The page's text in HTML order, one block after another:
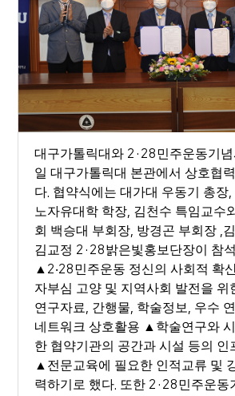
대구가톨릭대와 2·28민주운동기
일 대구가톨릭대 본관에서 상호협
다. 협약식에는 대가대 우동기 총장,
노자유대학 학장, 김천수 특임교수
회 백승대 부회장, 방경곤 부회장 ,
김교정 2·28밝은빛홍보단장이 참
▲ 2‧28민주운동 정신의 사회적 확
자부심 고양 및 지역사회 발전을 위
연구자료, 간행물, 학술정보, 우수
네트워크 상호활용 ▲ 학술연구와
한 협약기관의 공간과 시설 등의 인
▲ 전문교육에 필요한 인적교류 및
력하기로 했다. 또한 2·28민주운동